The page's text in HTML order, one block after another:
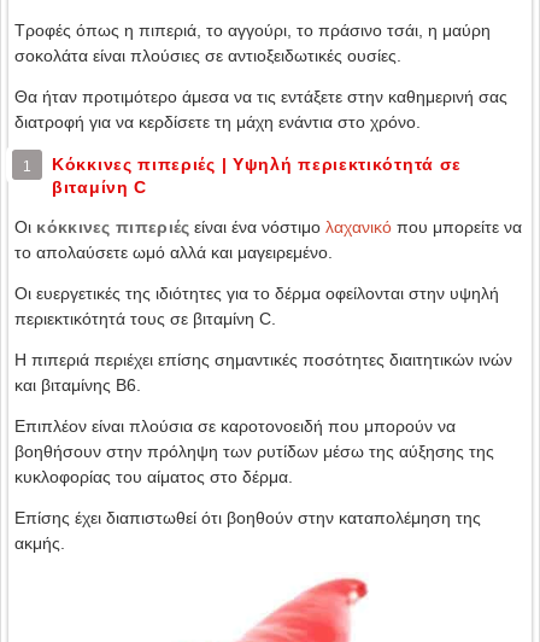
Τροφές όπως η πιπεριά, το αγγούρι, το πράσινο τσάι, η μαύρη
σοκολάτα είναι πλούσιες σε αντιοξειδωτικές ουσίες.
Θα ήταν προτιμότερο άμεσα να τις εντάξετε στην καθημερινή σας
διατροφή για να κερδίσετε τη μάχη ενάντια στο χρόνο.
1
Κόκκινες πιπεριές | Υψηλή περιεκτικότητά σε
βιταμίνη C
Οι κόκκινες πιπεριές είναι ένα νόστιμολαχανικό που μπορείτε να
το απολαύσετε ωμό αλλά και μαγειρεμένο.
Οι ευεργετικές της ιδιότητες για το δέρμα οφείλονται στην υψηλή
περιεκτικότητά τους σε βιταμίνη C.
Η πιπεριά περιέχει επίσης σημαντικές ποσότητες διαιτητικών ινών
και βιταμίνης B6.
Επιπλέον είναι πλούσια σε καροτονοειδή που μπορούν να
βοηθήσουν στην πρόληψη των ρυτίδων μέσω της αύξησης της
κυκλοφορίας του αίματος στο δέρμα.
Επίσης έχει διαπιστωθεί ότι βοηθούν στην καταπολέμηση της
ακμής.